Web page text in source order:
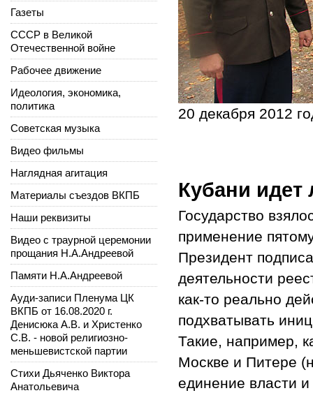
20 декабря 2012
Кубани идет
Государство
применение
Президент
деятельности
как-то реально
подхватывать
Такие, например,
Москве и Питере
единение власти
Газеты
СССР в Великой
Отечественной войне
Рабочее движение
Идеология, экономика,
политика
Советская музыка
Видео фильмы
Наглядная агитация
Материалы съездов ВКПБ
Наши реквизиты
Видео с траурной церемонии
прощания Н.А.Андреевой
Памяти Н.А.Андреевой
Ауди-записи Пленума ЦК
ВКПБ от 16.08.2020 г.
Денисюка А.В. и Христенко
С.В. - новой религиозно-
меньшевистской партии
Стихи Дьяченко Виктора
Анатольевича